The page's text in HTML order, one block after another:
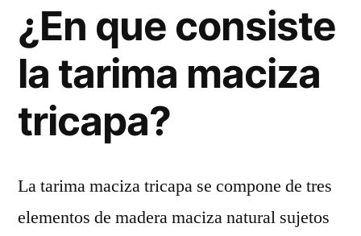
¿En que consiste
la tarima maciza
tricapa?
La tarima maciza tricapa se compone de tres
elementos de madera maciza natural sujetos